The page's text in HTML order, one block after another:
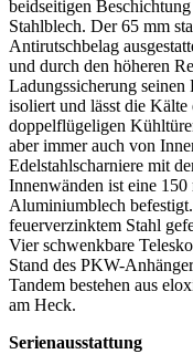
beidseitigen
Stahlblech. Der 65 mm
Antirutschbelag
und durch den höheren
Ladungssicherung
isoliert und lässt die
doppelflügeligen
aber immer auch von
Edelstahlscharniere mit
Innenwänden ist eine 150
Aluminiumblech
feuerverzinktem Stahl
Vier schwenkbare
Stand des PKW-
Tandem bestehen aus
am Heck.
Serienausstattung